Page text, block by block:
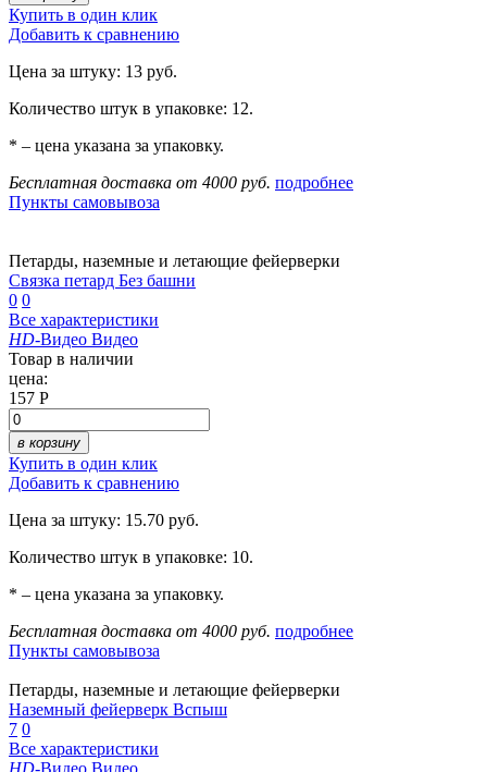
Купить в один клик
Добавить к сравнению
Цена за штуку: 13 руб.
Количество штук в упаковке: 12.
* – цена указана за упаковку.
Бесплатная доставка от 4000 руб. подробнее
Пункты самовывоза
Петарды, наземные и летающие фейерверки
Связка петард Без башни
0 0
Все характеристики
HD-Видео Видео
Товар в наличии
цена:
157 Р
в корзину
Купить в один клик
Добавить к сравнению
Цена за штуку: 15.70 руб.
Количество штук в упаковке: 10.
* – цена указана за упаковку.
Бесплатная доставка от 4000 руб. подробнее
Пункты самовывоза
Петарды, наземные и летающие фейерверки
Наземный фейерверк Вспыш
7 0
Все характеристики
HD-Видео Видео